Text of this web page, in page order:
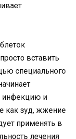
вставить
специального
инфекцию и
как зуд, жжение
применять в
лечения